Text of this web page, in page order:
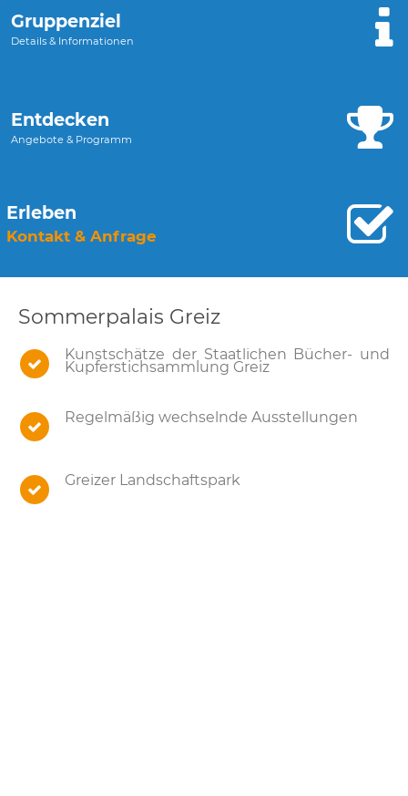
Gruppenziel
Details & Informationen
Entdecken
Angebote & Programm
Erleben
Kontakt & Anfrage
Sommerpalais Greiz
Kunstschätze der Staatlichen Bücher- und
Kupferstichsammlung Greiz
Regelmäßig wechselnde Ausstellungen
Greizer Landschaftspark